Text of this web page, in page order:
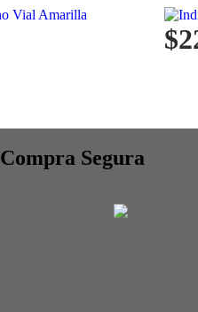
$
Compra Segura